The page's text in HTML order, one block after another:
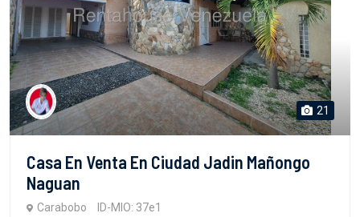
21
Casa En Venta En Ciudad Jadin Mañongo
Naguan
Carabobo ID-MIO: 37e1